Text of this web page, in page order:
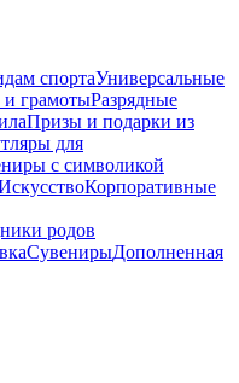
спортаУниверсальные
грамотыРазрядные
Призы и подарки из
для
с символикой
Корпоративные
родов
СувенирыДополненная